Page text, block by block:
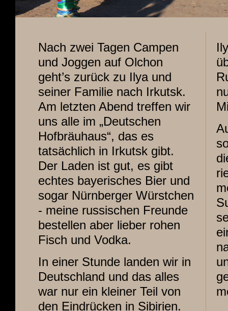
Nach zwei Tagen Campen
und Joggen auf Olchon
geht’s zurück zu Ilya und
seiner Familie nach Irkutsk.
Am letzten Abend treffen wir
uns alle im „Deutschen
Hofbräuhaus“, das es
tatsächlich in Irkutsk gibt.
Der Laden ist gut, es gibt
echtes bayerisches Bier und
sogar Nürnberger Würstchen
- meine russischen Freunde
bestellen aber lieber rohen
Fisch und Vodka.
In einer Stunde landen wir in
Deutschland und das alles
war nur ein kleiner Teil von
den Eindrücken in Sibirien.